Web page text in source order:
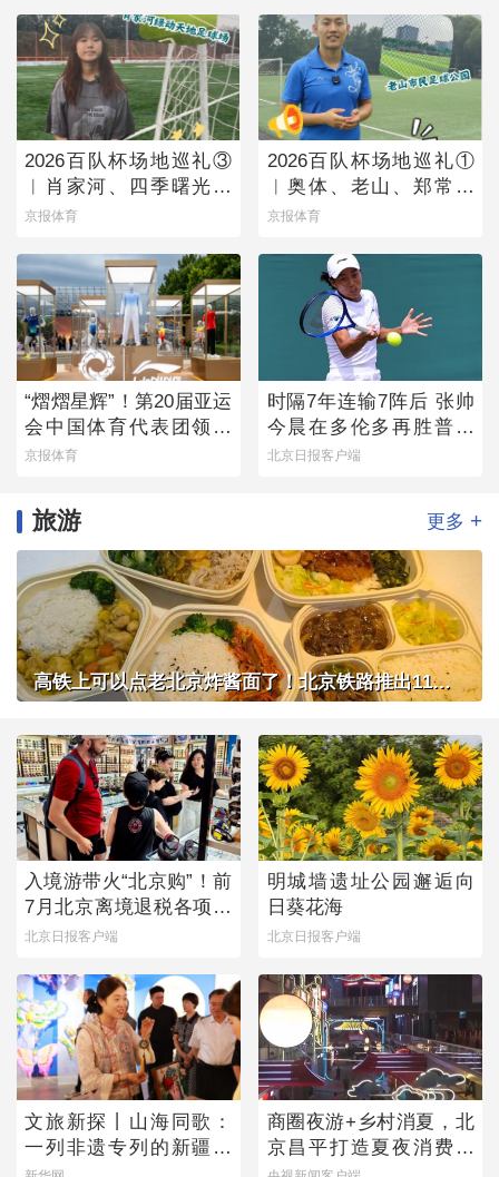
2026百队杯场地巡礼③
︱肖家河、四季曙光赛
区
京报体育
2026百队杯场地巡礼①
︱奥体、老山、郑常庄
赛区静候百队杯开幕
京报体育
“熠熠星辉”！第20届亚运
会中国体育代表团领奖
装备发布
京报体育
时隔7年连输7阵后 张帅
今晨在多伦多再胜普丁
塞娃
北京日报客户端
旅游 更多 +
高铁上可以点老北京炸酱面了！北京铁路推出11款新品高铁餐
入境游带火“北京购”！前
7月北京离境退税各项数
据均创新高
北京日报客户端
明城墙遗址公园邂逅向
日葵花海
北京日报客户端
文旅新探丨山海同歌：
一列非遗专列的新疆旅
程
商圈夜游+乡村消夏，北
京昌平打造夏夜消费新
图景